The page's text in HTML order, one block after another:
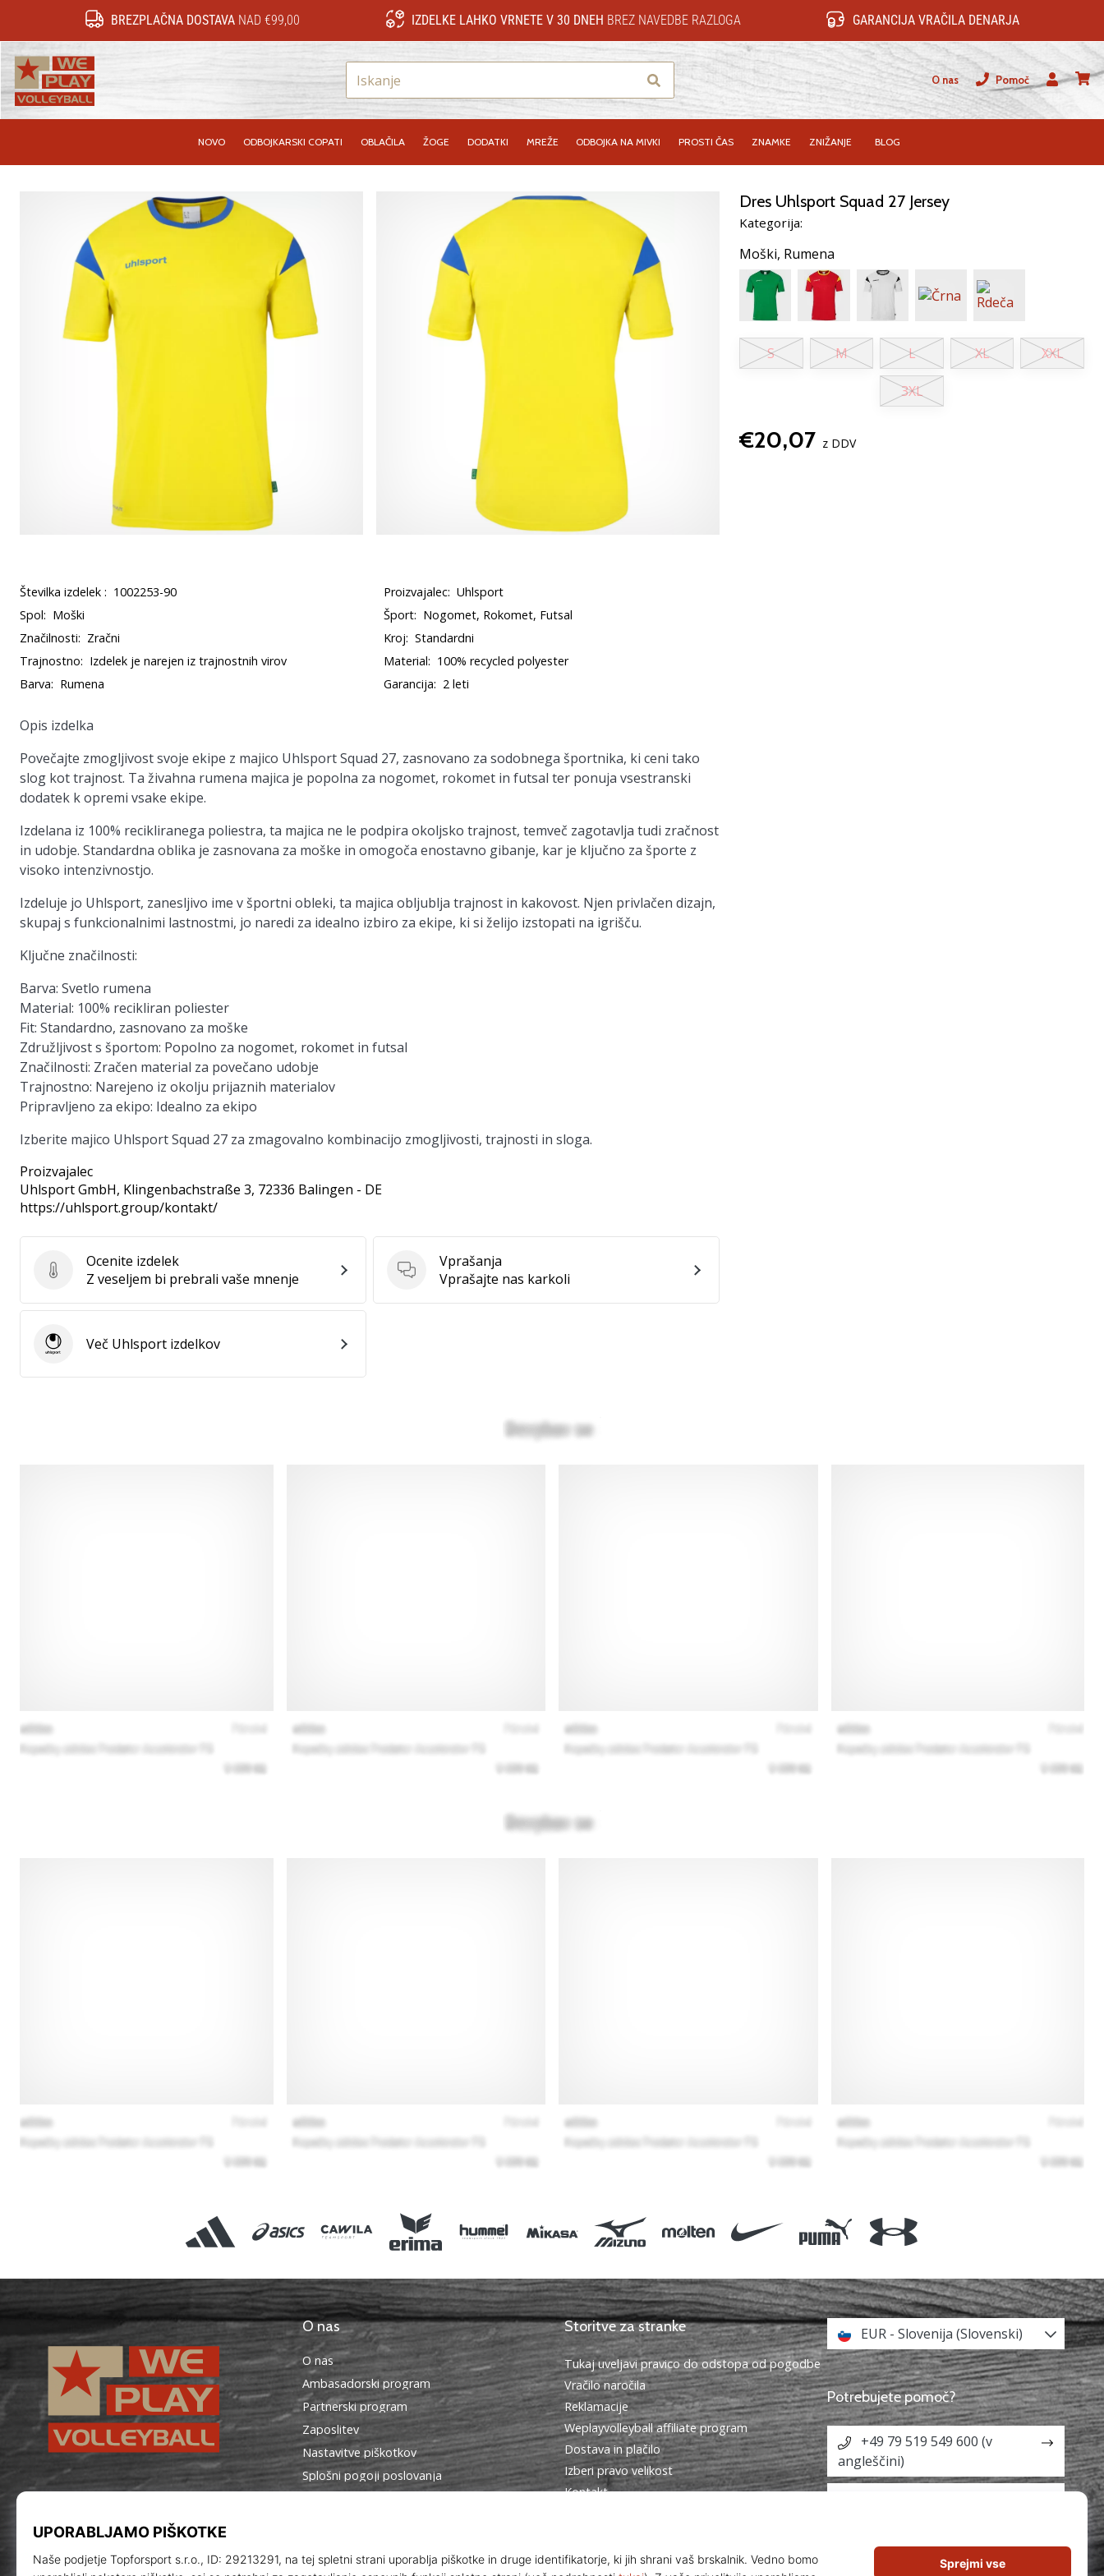
BREZPLAČNA DOSTAVA NAD €99,00 IZDELKE LAHKO VRNETE V 30 DNEH BREZ NAVEDBE RAZLOGA GARANCIJA VRAČILA DENARJA
Iskanje O nas
Pomoč
Uporabnik
NOVO ODBOJKARSKI COPATI OBLAČILA ŽOGE DODATKI MREŽE ODBOJKA NA MIVKI PROSTI ČAS ZNAMKE ZNIŽANJE BLOG
Dres Uhlsport Squad 27 Jersey
Kategorija:
Moški, Rumena
S M L XL XXL
3XL
€20,07 z DDV
Številka izdelek : 1002253-90 Proizvajalec: Uhlsport
Spol: Moški Šport: Nogomet, Rokomet, Futsal
Značilnosti: Zračni Kroj: Standardni
Trajnostno: Izdelek je narejen iz trajnostnih virov Material: 100% recycled polyester
Barva: Rumena Garancija: 2 leti
Opis izdelka
Povečajte zmogljivost svoje ekipe z majico Uhlsport Squad 27, zasnovano za sodobnega športnika, ki ceni tako
slog kot trajnost. Ta živahna rumena majica je popolna za nogomet, rokomet in futsal ter ponuja vsestranski
dodatek k opremi vsake ekipe.
Izdelana iz 100% recikliranega poliestra, ta majica ne le podpira okoljsko trajnost, temveč zagotavlja tudi zračnost
in udobje. Standardna oblika je zasnovana za moške in omogoča enostavno gibanje, kar je ključno za športe z
visoko intenzivnostjo.
Izdeluje jo Uhlsport, zanesljivo ime v športni obleki, ta majica obljublja trajnost in kakovost. Njen privlačen dizajn,
skupaj s funkcionalnimi lastnostmi, jo naredi za idealno izbiro za ekipe, ki si želijo izstopati na igrišču.
Ključne značilnosti:
Barva: Svetlo rumena
Material: 100% recikliran poliester
Fit: Standardno, zasnovano za moške
Združljivost s športom: Popolno za nogomet, rokomet in futsal
Značilnosti: Zračen material za povečano udobje
Trajnostno: Narejeno iz okolju prijaznih materialov
Pripravljeno za ekipo: Idealno za ekipo
Izberite majico Uhlsport Squad 27 za zmagovalno kombinacijo zmogljivosti, trajnosti in sloga.
Proizvajalec
Uhlsport GmbH, Klingenbachstraße 3, 72336 Balingen - DE
https://uhlsport.group/kontakt/
Ocenite izdelek
Ocenite izdelek
Z veseljem bi prebrali vaše mnenje
Vprašanja
Vprašanja
Vprašajte nas karkoli
UhlsportVeč Uhlsport izdelkov
WePlayVolleyball.si
O nas
O nas
Ambasadorski program
Partnerski program
Zaposlitev
Nastavitve piškotkov
Splošni pogoji poslovanja
Storitve za stranke
Tukaj uveljavi pravico do odstopa od pogodbe
Vračilo naročila
Reklamacije
Weplayvolleyball affiliate program
Dostava in plačilo
Izberi pravo velikost
Kontakt
Program za ambasadorje
EUR - Slovenija (Slovenski)
Potrebujete pomoč?
+49 79 519 549 600 (v
angleščini)